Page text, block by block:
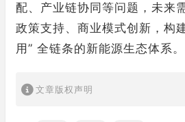
配、产业链协同等问题，未来
政策支持、商业模式创新，构
用” 全链条的新能源生态体系。
文章版权声明